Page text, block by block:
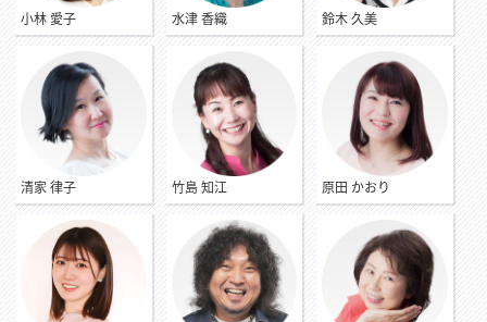
小林 愛子 水津 香織 鈴木 久美
清家 律子 竹島 知江 原田 かおり